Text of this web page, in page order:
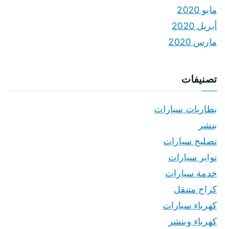
مايو 2020
أبريل 2020
مارس 2020
تصنيفات
بطاريات سيارات
بنشر
تصليح سيارات
تواير سيارات
خدمة سيارات
كراج متنقل
كهرباء سيارات
كهرباء وبنشر